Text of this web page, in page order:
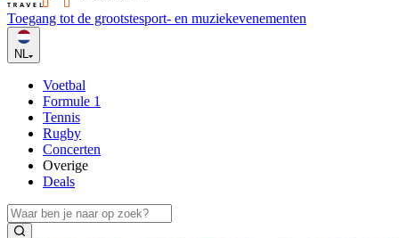
Toegang tot de grootstesport- en muziekevenementen
NL
Voetbal
Formule 1
Tennis
Rugby
Concerten
Overige
Deals